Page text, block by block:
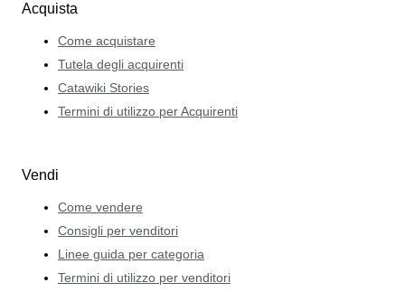
Acquista
Come acquistare
Tutela degli acquirenti
Catawiki Stories
Termini di utilizzo per Acquirenti
Vendi
Come vendere
Consigli per venditori
Linee guida per categoria
Termini di utilizzo per venditori